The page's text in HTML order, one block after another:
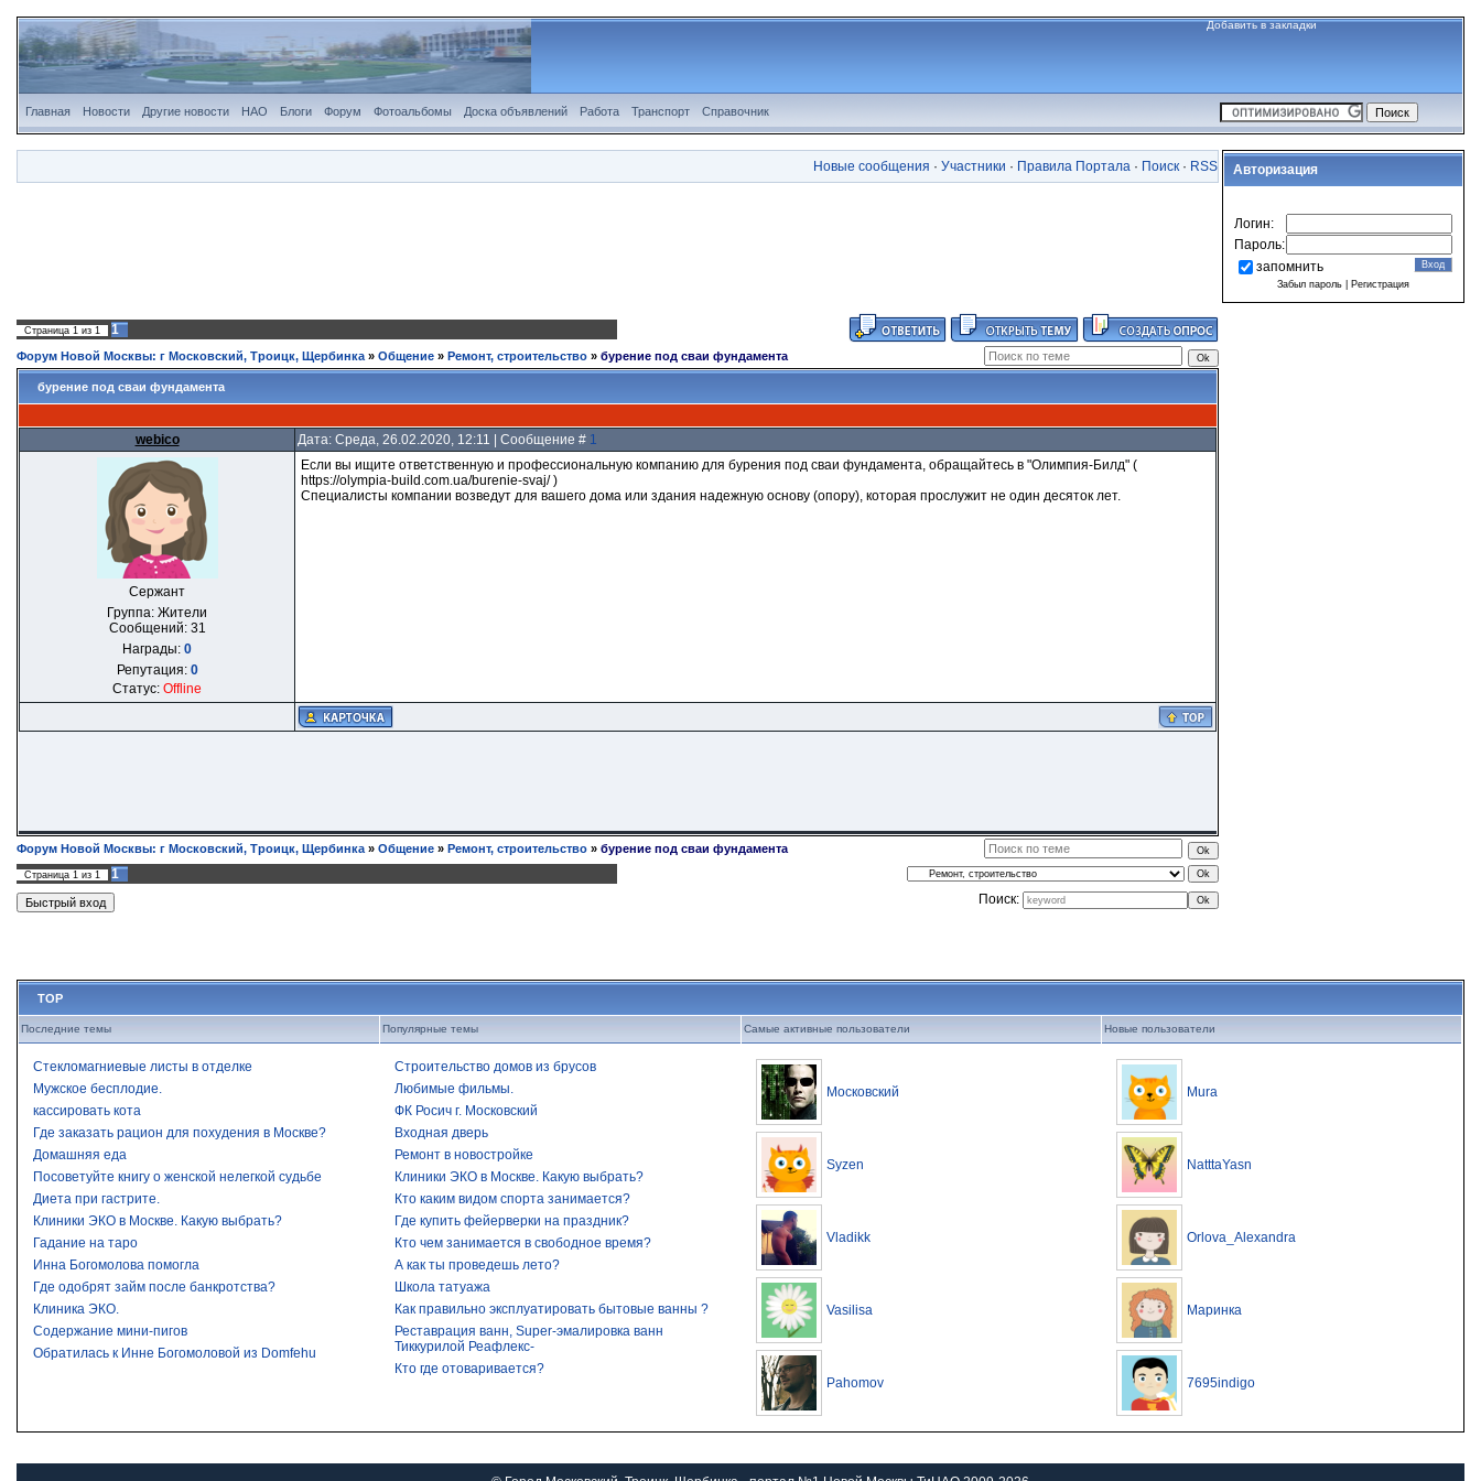
Добавить в закладки
Главная Новости Другие новости НАО Блоги Форум Фотоальбомы Доска объявлений Работа Транспорт Справочник
Новые сообщения · Участники · Правила Портала · Поиск · RSS
Страница 1 из 1 1
Форум Новой Москвы: г Московский, Троицк, Щербинка » Общение » Ремонт, строительство » бурение под сваи фундамента
бурение под сваи фундамента
webico Дата: Среда, 26.02.2020, 12:11 | Сообщение # 1
Сержант
Группа: Жители
Сообщений: 31
Награды: 0
Репутация: 0
Статус: Offline
Если вы ищите ответственную и профессиональную компанию для бурения под сваи фундамента, обращайтесь в "Олимпия-Билд" (
https://olympia-build.com.ua/burenie-svaj/ )
Специалисты компании возведут для вашего дома или здания надежную основу (опору), которая прослужит не один десяток лет.
Форум Новой Москвы: г Московский, Троицк, Щербинка » Общение » Ремонт, строительство » бурение под сваи фундамента
Страница 1 из 1
1
Поиск:
Авторизация
Логин:
Пароль:
запомнить
Забыл пароль Регистрация
TOP
Последние темы Популярные темы Самые активные пользователи Новые пользователи
Стекломагниевые листы в отделке
Мужское бесплодие.
кассировать кота
Где заказать рацион для похудения в Москве?
Домашняя еда
Посоветуйте книгу о женской нелегкой судьбе
Диета при гастрите.
Клиники ЭКО в Москве. Какую выбрать?
Гадание на таро
Инна Богомолова помогла
Где одобрят займ после банкротства?​
Клиника ЭКО.
Содержание мини-пигов
Обратилась к Инне Богомоловой из Domfehu
Строительство домов из брусов
Любимые фильмы.
ФК Росич г. Московский
Входная дверь
Ремонт в новостройке
Клиники ЭКО в Москве. Какую выбрать?
Кто каким видом спорта занимается?
Где купить фейерверки на праздник?
Кто чем занимается в свободное время?
А как ты проведешь лето?
Школа татуажа
Как правильно эксплуатировать бытовые ванны ?
Реставрация ванн, Super-эмалировка ванн
Тиккурилой Реафлекс-
Кто где отоваривается?
Московский
Syzen
Vladikk
Vasilisa
Pahomov
Mura
NatttaYasn
Orlova_Alexandra
Маринка
7695indigo